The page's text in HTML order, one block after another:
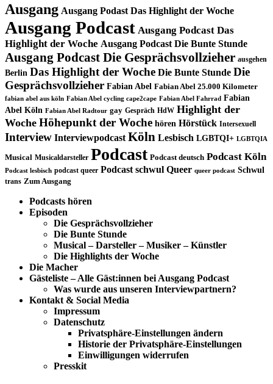
Ausgang Ausgang Podast Das Highlight der Woche
Ausgang Podcast Ausgang Podcast Das
Highlight der Woche Ausgang Podcast Die Bunte Stunde
Ausgang Podcast Die Gesprächsvollzieher ausgehen
Berlin Das Highlight der Woche Die Bunte Stunde Die
Gesprächsvollzieher Fabian Abel Fabian Abel 25.000 Kilometer
fabian abel aus köln Fabian Abel cycling cape2cape Fabian Abel Fahrrad Fabian
Abel Köln Fabian Abel Radtour gay Gespräch HdW Highlight der
Woche Höhepunkt der Woche hören Hörstück Intersexuell
Interview Interviewpodcast Köln Lesbisch LGBTQI+ LGBTQIA
Musical Musicaldarsteller Podcast Podcast deutsch Podcast Köln
Podcast lesbisch podcast queer Podcast schwul Queer queer podcast Schwul
trans Zum Ausgang
Podcasts hören
Episoden
Die Gesprächsvollzieher
Die Bunte Stunde
Musical – Darsteller – Musiker – Künstler
Die Highlights der Woche
Die Macher
Gästeliste – Alle Gäst:innen bei Ausgang Podcast
Was wurde aus unseren Interviewpartnern?
Kontakt & Social Media
Impressum
Datenschutz
Privatsphäre-Einstellungen ändern
Historie der Privatsphäre-Einstellungen
Einwilligungen widerrufen
Presskit